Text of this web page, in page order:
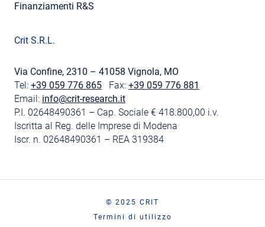
Finanziamenti R&S
Crit S.R.L.
Via Confine, 2310 – 41058 Vignola, MO
Tel: +39 059 776 865 Fax: +39 059 776 881
Email: info@crit-research.it
P.I. 02648490361 – Cap. Sociale € 418.800,00 i.v.
Iscritta al Reg. delle Imprese di Modena
Iscr. n. 02648490361 – REA 319384
© 2025 CRIT
Termini di utilizzo